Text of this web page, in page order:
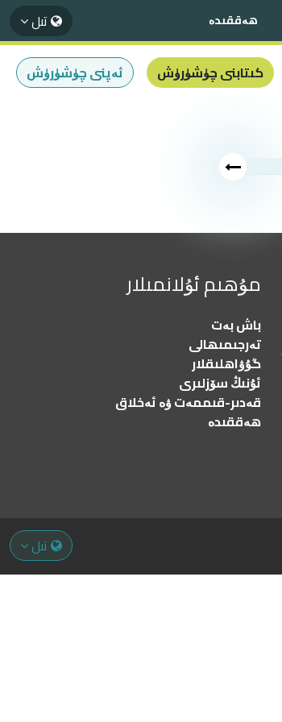
ھەققىدە تىل
كىتابنى چۈشۈرۈش ئەپنى چۈشۈرۈش
مۇھىم ئۇلانمىلار
باش بەت
تەرجىمىھالى
گۇۋاھلىقلار
ئۇنىڭ سۆزلىرى
قەدىر-قىممەت ۋە ئەخلاق
ھەققىدە
تىل